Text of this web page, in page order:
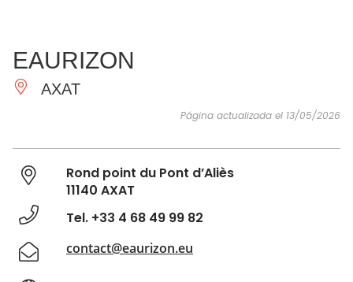
IMPRESCINDIBLES
EAURIZON
AXAT
Página actualizada el 13/05/2026
Rond point du Pont d’Aliès
11140 AXAT
Tel. +33 4 68 49 99 82
contact@eaurizon.eu